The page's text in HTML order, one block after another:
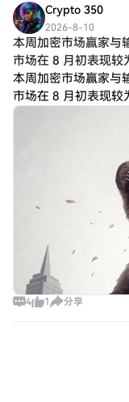
Crypto 350
2026-8-10
本周加密市场赢家与
市场在 8 月初表现较
本周加密市场赢家与
市场在 8 月初表现较
65,000 美元，使整
4 1 分享